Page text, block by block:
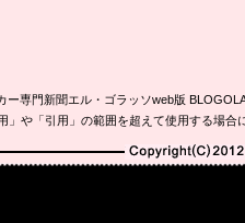
ー専門新聞エル・ゴラッソweb版
」や「引用」の範囲を超えて使用する場
Copyright(C)2010-